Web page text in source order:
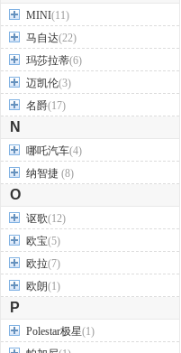
MINI(11)
马自达(22)
玛莎拉蒂(6)
迈凯伦(3)
名爵(17)
N
哪吒汽车(4)
纳智捷 (8)
O
讴歌(12)
欧宝(5)
欧拉(7)
欧朗(1)
P
Polestar极星(1)